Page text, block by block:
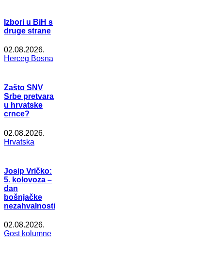
Izbori u BiH s
druge strane
02.08.2026.
Herceg Bosna
Zašto SNV
Srbe pretvara
u hrvatske
crnce?
02.08.2026.
Hrvatska
Josip Vričko:
5. kolovoza –
dan
bošnjačke
nezahvalnosti
02.08.2026.
Gost kolumne